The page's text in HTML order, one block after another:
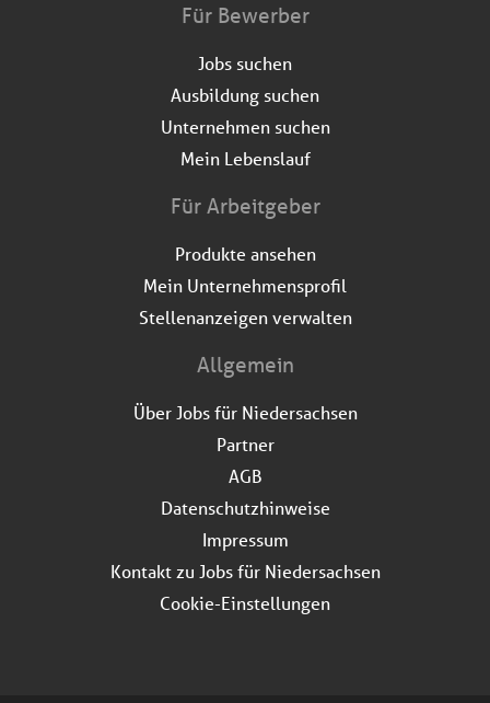
Für Bewerber
Jobs suchen
Ausbildung suchen
Unternehmen suchen
Mein Lebenslauf
Für Arbeitgeber
Produkte ansehen
Mein Unternehmensprofil
Stellenanzeigen verwalten
Allgemein
Über Jobs für Niedersachsen
Partner
AGB
Datenschutzhinweise
Impressum
Kontakt zu Jobs für Niedersachsen
Cookie-Einstellungen